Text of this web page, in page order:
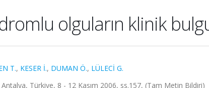
olguların klinik
T., KESER İ., DUMAN Ö., LÜLECİ G.
Türkiye, 8 - 12 Kasım 2006, ss.157, (Tam Metin Bildiri)